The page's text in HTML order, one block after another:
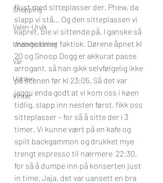
Shopping
Valen-Utvik
Underholdning
Vår
Uorden
Vinter
flust med sitteplasser der. Phew, da
slapp vi stå… Og den sitteplassen vi
kapret, ble vi sittende på. I ganske så
mange timer faktisk. Dørene åpnet kl
20 og Snoop Dogg er akkurat passe
arrogant, så han gikk selvfølgelig ikke
på scenen før kl 23:05. Så det var
jaggu enda godt at vi kom oss i køen
tidlig, slapp inn nesten først, fikk oss
sitteplasser – for så å sitte der i 3
timer. Vi kunne vært på en kafe og
spilt backgammon og drukket mye
trengt espresso til nærmere  22:30,
for så å dumpe inn på konserten just
in time. Jaja, det var uansett en bra